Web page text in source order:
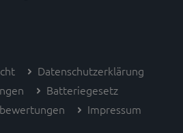
Datenschutzerklärung
Batteriegesetz
Impressum